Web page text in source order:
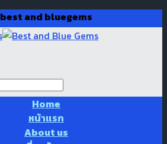
best and bluegems
Home
หน้าแรก
About us